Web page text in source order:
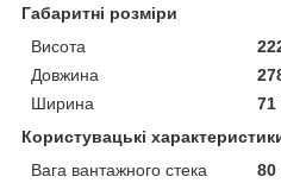
Габаритні розміри
Висота
Довжина
Ширина
71
Користувацькі
Вага вантажного стека
80